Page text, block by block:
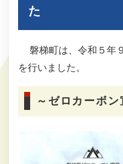
た
磐梯町は、令和５年
を行いました。​
～ゼロカーボン